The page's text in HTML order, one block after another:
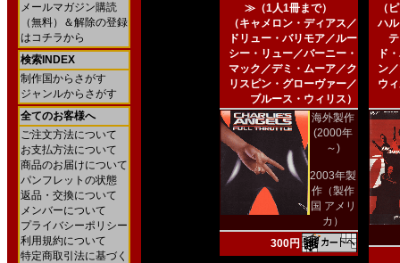
メールマガジン購読
（無料）＆解除の登録
はコチラから
検索INDEX
制作国からさがす
ジャンルからさがす
全てのお客様へ
ご注文方法について
お支払方法について
商品のお届けについて
パンフレットの状態
返品・交換について
メンバーについて
プライバシーポリシー
利用規約について
特定商取引法に基づく
≫（1人1冊まで）
（キャメロン・ディアス／
ドリュー・バリモア／ルー
シー・リュー／バーニー・
マック／デミ・ムーア／ク
リスピン・グローヴァー／
ブルース・ウィリス）
海外製作
(2000年
～)
2003年製
作（製作
国 アメリ
カ）
300円
（
ハ
ド
ン
ウ